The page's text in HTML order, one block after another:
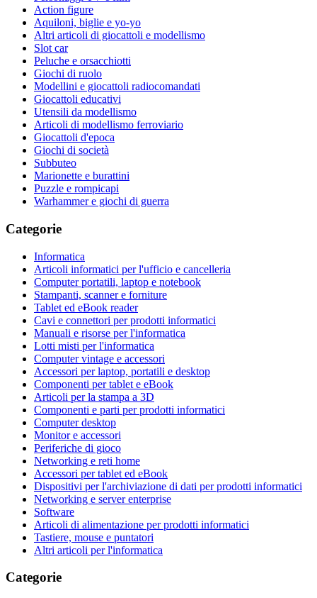
Action figure
Aquiloni, biglie e yo-yo
Altri articoli di giocattoli e modellismo
Slot car
Peluche e orsacchiotti
Giochi di ruolo
Modellini e giocattoli radiocomandati
Giocattoli educativi
Utensili da modellismo
Articoli di modellismo ferroviario
Giocattoli d'epoca
Giochi di società
Subbuteo
Marionette e burattini
Puzzle e rompicapi
Warhammer e giochi di guerra
Categorie
Informatica
Articoli informatici per l'ufficio e cancelleria
Computer portatili, laptop e notebook
Stampanti, scanner e forniture
Tablet ed eBook reader
Cavi e connettori per prodotti informatici
Manuali e risorse per l'informatica
Lotti misti per l'informatica
Computer vintage e accessori
Accessori per laptop, portatili e desktop
Componenti per tablet e eBook
Articoli per la stampa a 3D
Componenti e parti per prodotti informatici
Computer desktop
Monitor e accessori
Periferiche di gioco
Networking e reti home
Accessori per tablet ed eBook
Dispositivi per l'archiviazione di dati per prodotti informatici
Networking e server enterprise
Software
Articoli di alimentazione per prodotti informatici
Tastiere, mouse e puntatori
Altri articoli per l'informatica
Categorie